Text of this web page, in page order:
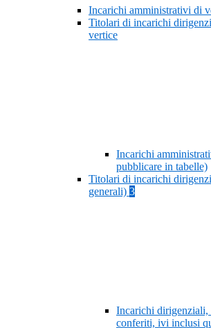
Incarichi amministrativi di
Titolari di incarichi
vertice
Incarichi
pubblicare in tabelle)
Titolari di incarichi
generali) 3
Incarichi dirigenziali,
conferiti, ivi inclusi